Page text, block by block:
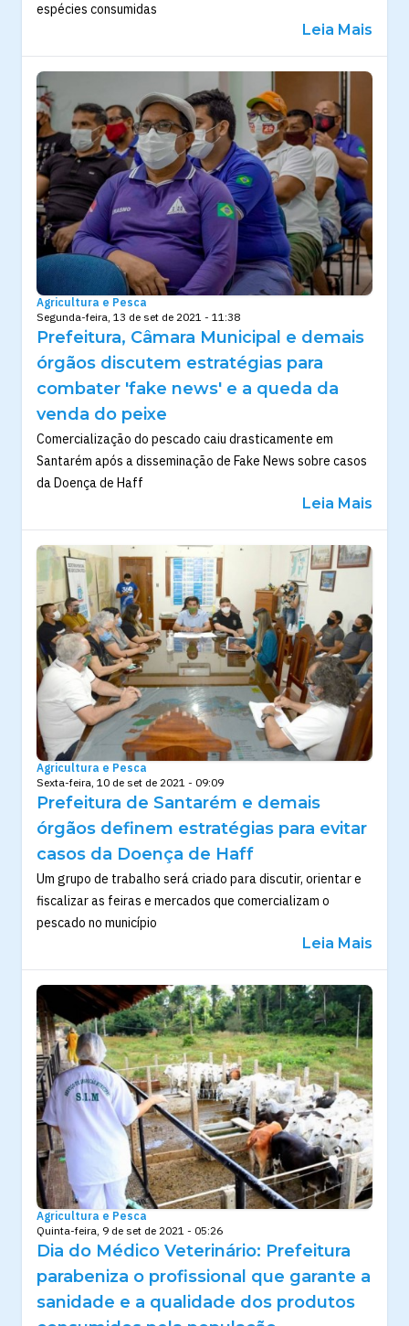
espécies consumidas
Leia Mais
Agricultura e Pesca
Segunda-feira, 13 de set de 2021 - 11:38
Prefeitura, Câmara Municipal e demais
órgãos discutem estratégias para
combater 'fake news' e a queda da
venda do peixe
Comercialização do pescado caiu drasticamente em
Santarém após a disseminação de Fake News sobre casos
da Doença de Haff
Leia Mais
Agricultura e Pesca
Sexta-feira, 10 de set de 2021 - 09:09
Prefeitura de Santarém e demais
órgãos definem estratégias para evitar
casos da Doença de Haff
Um grupo de trabalho será criado para discutir, orientar e
fiscalizar as feiras e mercados que comercializam o
pescado no município
Leia Mais
Agricultura e Pesca
Quinta-feira, 9 de set de 2021 - 05:26
Dia do Médico Veterinário: Prefeitura
parabeniza o profissional que garante a
sanidade e a qualidade dos produtos